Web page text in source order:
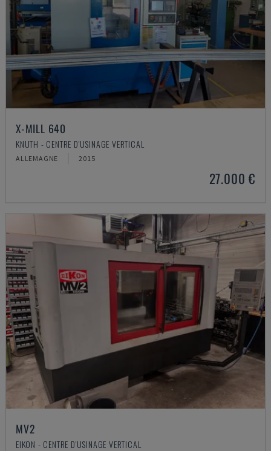
X-MILL 640
KNUTH - CENTRE D'USINAGE VERTICAL
ALLEMAGNE 2015
27.000 €
MV2
EIKON - CENTRE D'USINAGE VERTICAL